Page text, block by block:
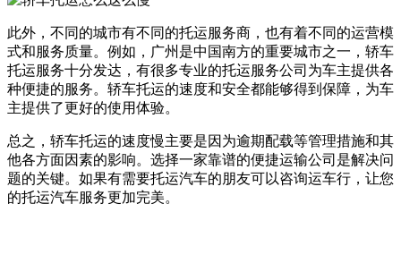
此外，不同的城市有不同的托运服务商，也有着不同的运营模
式和服务质量。例如，广州是中国南方的重要城市之一，轿车
托运服务十分发达，有很多专业的托运服务公司为车主提供各
种便捷的服务。轿车托运的速度和安全都能够得到保障，为车
主提供了更好的使用体验。
总之，轿车托运的速度慢主要是因为逾期配载等管理措施和其
他各方面因素的影响。选择一家靠谱的便捷运输公司是解决问
题的关键。如果有需要托运汽车的朋友可以咨询运车行，让您
的托运汽车服务更加完美。